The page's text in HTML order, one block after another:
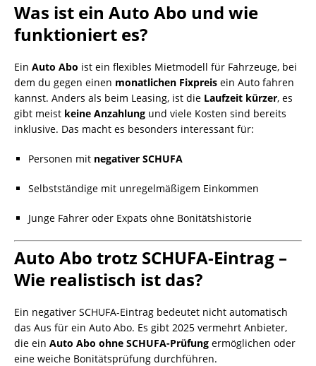
Was ist ein Auto Abo und wie
funktioniert es?
Ein Auto Abo ist ein flexibles Mietmodell für Fahrzeuge, bei
dem du gegen einen monatlichen Fixpreis ein Auto fahren
kannst. Anders als beim Leasing, ist die Laufzeit kürzer, es
gibt meist keine Anzahlung und viele Kosten sind bereits
inklusive. Das macht es besonders interessant für:
Personen mit negativer SCHUFA
Selbstständige mit unregelmäßigem Einkommen
Junge Fahrer oder Expats ohne Bonitätshistorie
Auto Abo trotz SCHUFA-Eintrag –
Wie realistisch ist das?
Ein negativer SCHUFA-Eintrag bedeutet nicht automatisch
das Aus für ein Auto Abo. Es gibt 2025 vermehrt Anbieter,
die ein Auto Abo ohne SCHUFA-Prüfung ermöglichen oder
eine weiche Bonitätsprüfung durchführen.